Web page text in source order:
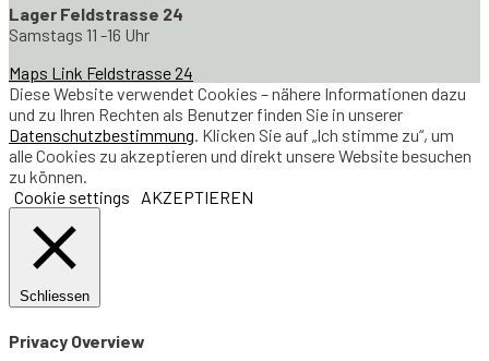
Lager Feldstrasse 24
Samstags 11 -16 Uhr
Maps Link Feldstrasse 24
Diese Website verwendet Cookies – nähere Informationen dazu
und zu Ihren Rechten als Benutzer finden Sie in unserer
Datenschutzbestimmung. Klicken Sie auf „Ich stimme zu“, um
alle Cookies zu akzeptieren und direkt unsere Website besuchen
zu können.
Cookie settings
AKZEPTIEREN
Schliessen
Privacy Overview